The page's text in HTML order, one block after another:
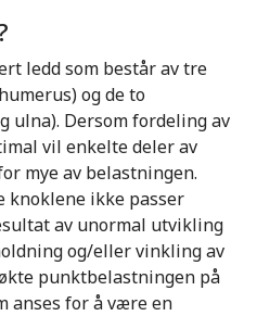
ledd som består av tre
og de to
ulna). Dersom fordeling av
vil enkelte deler av
mye av belastningen.
knoklene ikke passer
av unormal utvikling
og/eller vinkling av
punktbelastningen på
anses for å være en